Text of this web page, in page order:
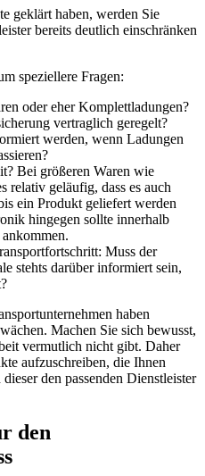
geklärt haben, werden Sie
bereits deutlich einschränken
speziellere Fragen:
oder eher Komplettladungen?
vertraglich geregelt?
werden, wenn Ladungen
Bei größeren Waren wie
relativ geläufig, dass es auch
ein Produkt geliefert werden
hingegen sollte innerhalb
Muss der
stehts darüber informiert sein,
haben
Machen Sie sich bewusst,
vermutlich nicht gibt. Daher
aufzuschreiben, die Ihnen
den passenden Dienstleister
den